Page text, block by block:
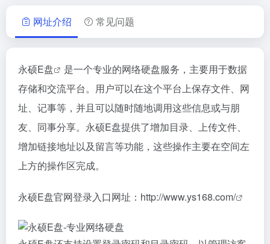
网址介绍 常见问题
永硕E盘
是一个专业的网络硬盘服务，主要用于数据
存储和交流平台。用户可以在这个平台上保存文件、网
址、记事等，并且可以随时随地调用这些信息或与朋
友、同事分享。永硕E盘提供了增加目录、上传文件、
增加链接地址以及留言等功能，这些操作主要在空间左
上方的操作区完成。
永硕E盘官网登录入口网址： http://www.ys168.com/